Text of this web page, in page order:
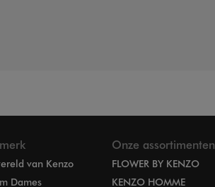
van Kenzo
Dames
Onze assortimenten
FLOWER BY KENZO
KENZO HOMME